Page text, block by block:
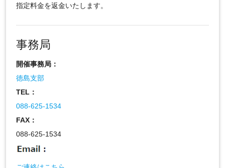
指定料金を返金いたします。
事務局
開催事務局：
徳島支部
TEL：
088-625-1534
FAX：
088-625-1534